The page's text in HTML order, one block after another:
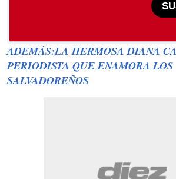
ADEMÁS:LA HERMOSA DIANA
PERIODISTA QUE ENAMORA LOS
SALVADOREÑOS